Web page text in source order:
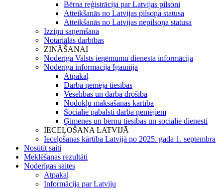
Bērna reģistrācija par Latvijas pilsoni
Atteikšanās no Latvijas pilsoņa statusa
Atteikšanās no Latvijas nepilsoņa statusa
Izziņu saņemšana
Notariālās darbības
ZINĀŠANAI
Noderīga Valsts ieņēmumu dienesta informācija
Noderīga informācija Igaunijā
Atpakaļ
Darba ņēmēja tiesības
Veselības un darba drošība
Nodokļu maksāšanas kārtība
Sociālie pabalsti darba ņēmējiem
Ģimenes un bērnu tiesības un sociālie dienesti
IECEĻOŠANA LATVIJĀ
Ieceļošanas kārtība Latvijā no 2025. gada 1. septembra
Nosūtīt saiti
Meklēšanas rezultāti
Noderīgas saites
Atpakaļ
Informācija par Latviju